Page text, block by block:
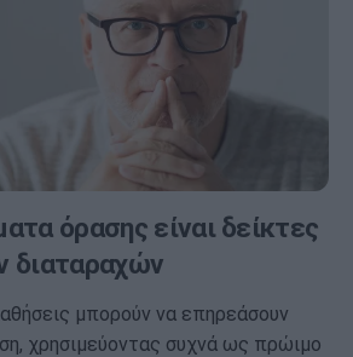
όρασης είναι δείκτες
διαταραχών
μπορούν να επηρεάσουν
χρησιμεύοντας συχνά ως πρώιμο